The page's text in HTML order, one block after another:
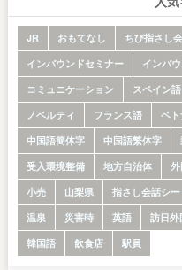
JR おもてなし ちび指さし
インバウンドセミナー
インバ
コミュニケーション
スペイン語
ノベルティ
フランス語 ベ
中国語簡体字
中国語繁体字
受入環境整備
地方自治体
小売
山梨県 指さし会話シー
温泉
災害時 英語 訪日外
韓国語
飲食店 駅員